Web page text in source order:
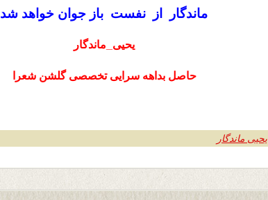
ماندگار از نفست باز جوان خواهد شد
یحیی_ماندگار
حاصل بداهه سرایی تخصصی گلشن شعرا
یحیی ماندگار